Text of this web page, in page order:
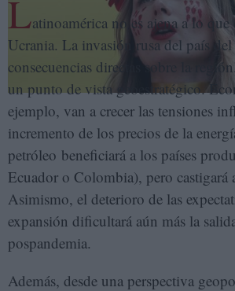
Latinoamérica no es ajena a lo
Ucrania. La invasión rusa del país
consecuencias directas sobre la
un punto de vista geoestratégico.
ejemplo, van a crecer las tensiones
incremento de los precios de la
petróleo beneficiará a los países
Ecuador o Colombia), pero castigará
Asimismo, el deterioro de las
expansión dificultará aún más la
pospandemia.
Además, desde una perspectiva